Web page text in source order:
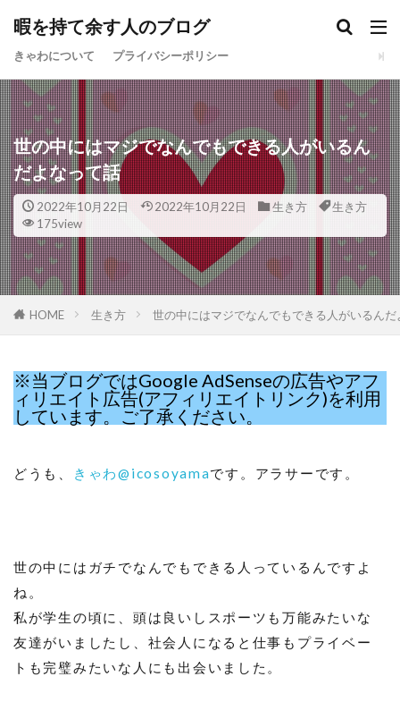
暇を持て余す人のブログ
きゃわについて プライバシーポリシー
世の中にはマジでなんでもできる人がいるん
だよなって話
2022年10月22日 2022年10月22日 生き方
生き方
175view
HOME 生き方 世の中にはマジでなんでもできる人がいるんだ
※当ブログではGoogle AdSenseの広告やアフ
ィリエイト広告(アフィリエイトリンク)を利用
しています。ご了承ください。
どうも、 きゃわ@icosoyamaです。アラサーです。
世の中にはガチでなんでもできる人っているんですよ
ね。
私が学生の頃に、頭は良いしスポーツも万能みたいな
友達がいましたし、社会人になると仕事もプライベー
トも完璧みたいな人にも出会いました。